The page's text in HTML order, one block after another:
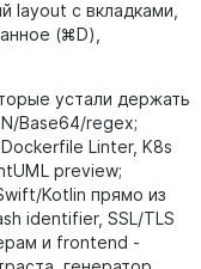
layout с вкладками,
(⌘D),
устали держать
Base64/regex;
Linter, K8s
preview;
Kotlin прямо из
identifier, SSL/TLS
и frontend -